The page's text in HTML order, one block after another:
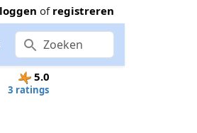
of registreren
5.0
3 ratings